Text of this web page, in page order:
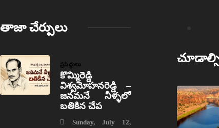
తాజా చేర్పులు
ప్రసిద్ధులు
కొమ్మిరెడ్డి
విశ్వమోహనరెడ్డి –
జనమనే నీళ్ళలో
బతికిన చేప
Sunday, July 12,